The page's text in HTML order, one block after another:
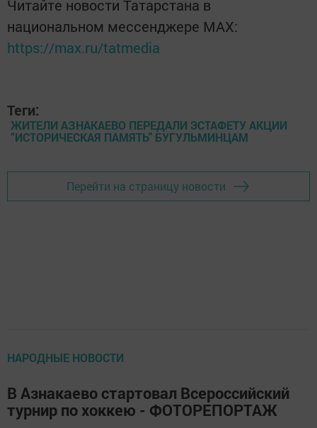
Читайте новости Татарстана в
национальном мессенджере MАХ:
https://max.ru/tatmedia
Теги:
ЖИТЕЛИ АЗНАКАЕВО ПЕРЕДАЛИ ЭСТАФЕТУ АКЦИИ
“ИСТОРИЧЕСКАЯ ПАМЯТЬ" БУГУЛЬМИНЦАМ
Перейти на страницу новости
НАРОДНЫЕ НОВОСТИ
В Азнакаево стартовал Всероссийский
турнир по хоккею - ФОТОРЕПОРТАЖ